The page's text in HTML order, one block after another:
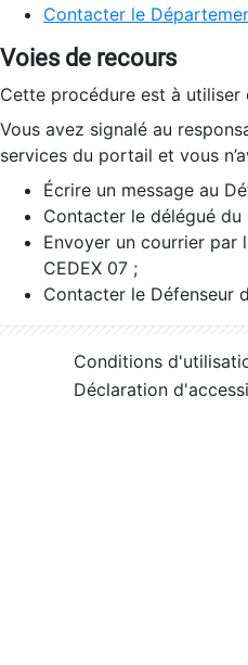
Contacter le
Voies de recours
Cette procédure est à utiliser
Vous avez signalé au
services du portail et vous
Écrire un message au
Contacter le délégué
Envoyer un courrier par
CEDEX 07 ;
Contacter le Défenseur
Conditions
Déclaration